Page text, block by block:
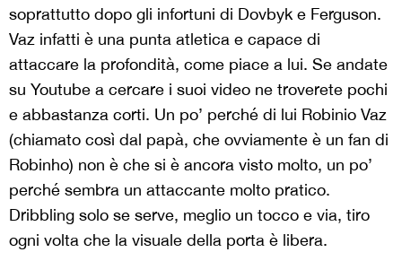
soprattutto dopo gli infortuni di Dovbyk e Ferguson.
Vaz infatti è una punta atletica e capace di
attaccare la profondità, come piace a lui. Se andate
su Youtube a cercare i suoi video ne troverete pochi
e abbastanza corti. Un po’ perché di lui Robinio Vaz
(chiamato così dal papà, che ovviamente è un fan di
Robinho) non è che si è ancora visto molto, un po’
perché sembra un attaccante molto pratico.
Dribbling solo se serve, meglio un tocco e via, tiro
ogni volta che la visuale della porta è libera.